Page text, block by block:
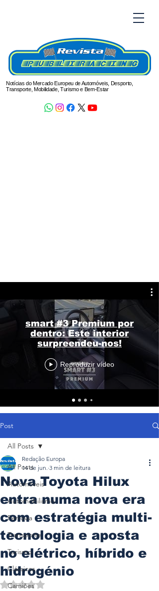
Notícias do Mercado Europeu de Automóveis, Desporto,
Transporte, Mobilidade, Turismo e Bem-Estar
smart #3 Premium por
dentro: Este interior
surpreendeu-nos!
Reproduzir vídeo
Post
All Posts
Automóveis
Automobilismo
Ferrovia
Transporte
Turismo
Clássicos
Camiões
All Posts
Nova Toyota Hilux
entra numa nova era
com estratégia multi-
tecnologia e aposta
no elétrico, híbrido e
hidrogénio
Redação Europa
14 de jun. 3 min de leitura
Avaliado com NaN de 5 estrelas.